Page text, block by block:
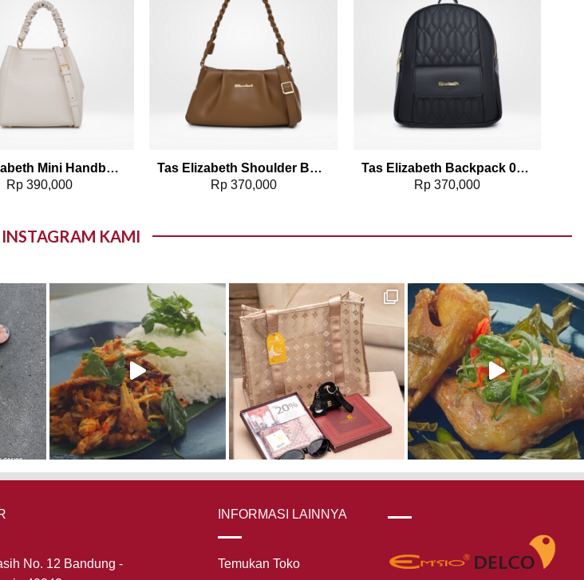
Add to wishlist
Tas Elizabeth Mini Handbag 0706-1034
Rp 390,000
Add to wishlist
Tas Elizabeth Shoulder Bag 0055-5361
Rp370,000
Add to wishlist
Tas Elizabeth Backpack 0022-1014
Rp 370,000
KAMI
No. 12 Bandung -
INFORMASI LAINNYA
Temukan Toko